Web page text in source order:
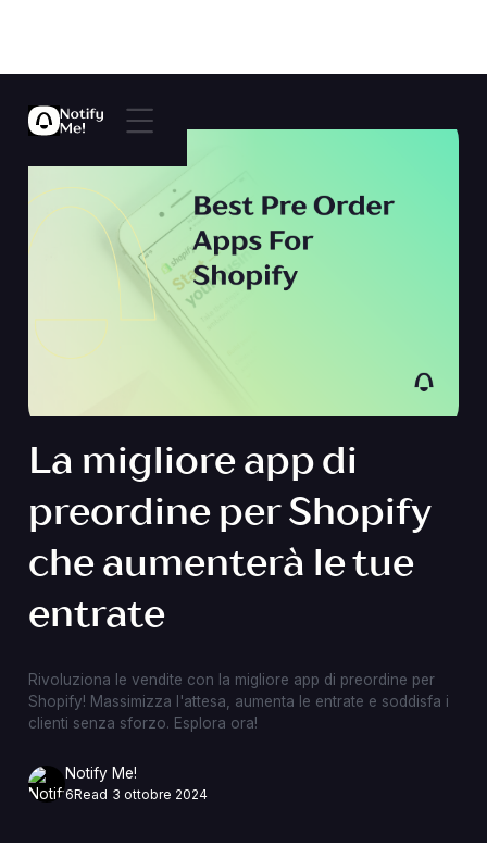
La migliore app di
preordine per Shopify
che aumenterà le tue
entrate
Rivoluziona le vendite con la migliore app di preordine per
Shopify! Massimizza l'attesa, aumenta le entrate e soddisfa i
clienti senza sforzo. Esplora ora!
Notify Me!
6Read 3 ottobre 2024